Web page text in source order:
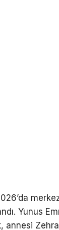
Yunus
annesi